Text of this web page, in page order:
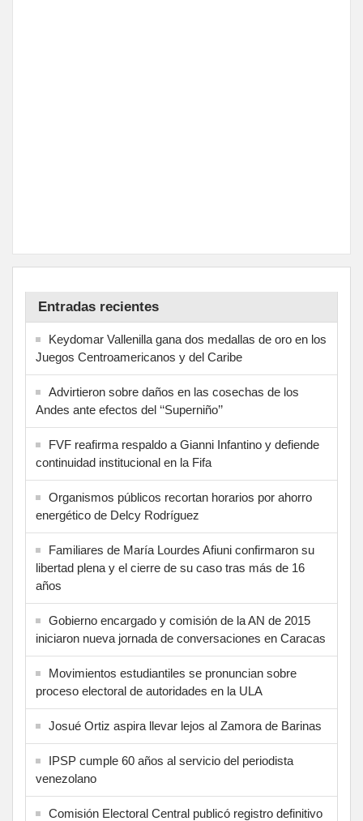
Entradas recientes
Keydomar Vallenilla gana dos medallas de oro en los
Juegos Centroamericanos y del Caribe
Advirtieron sobre daños en las cosechas de los
Andes ante efectos del ‘‘Superniño’’
FVF reafirma respaldo a Gianni Infantino y defiende
continuidad institucional en la Fifa
Organismos públicos recortan horarios por ahorro
energético de Delcy Rodríguez
Familiares de María Lourdes Afiuni confirmaron su
libertad plena y el cierre de su caso tras más de 16
años
Gobierno encargado y comisión de la AN de 2015
iniciaron nueva jornada de conversaciones en Caracas
Movimientos estudiantiles se pronuncian sobre
proceso electoral de autoridades en la ULA
Josué Ortiz aspira llevar lejos al Zamora de Barinas
IPSP cumple 60 años al servicio del periodista
venezolano
Comisión Electoral Central publicó registro definitivo